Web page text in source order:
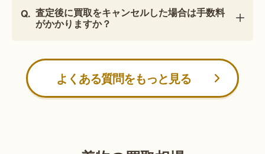
査定後に買取をキャンセルした場合は手数料
がかかりますか？
よくある質問をもっと見る